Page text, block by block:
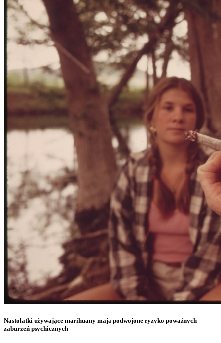
Nastolatki używające marihuany mają podwojone ryzyko poważnych
zaburzeń psychicznych